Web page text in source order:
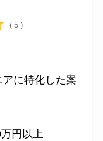
( 5 )
に特化した案
円以上